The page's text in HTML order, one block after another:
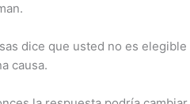
dice que usted no es elegible
causa.